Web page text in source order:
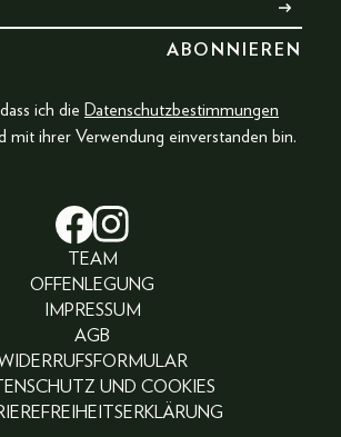
ich die Datenschutzbestimmungen
mit ihrer Verwendung einverstanden bin.
TEAM
OFFENLEGUNG
IMPRESSUM
AGB
UND COOKIES